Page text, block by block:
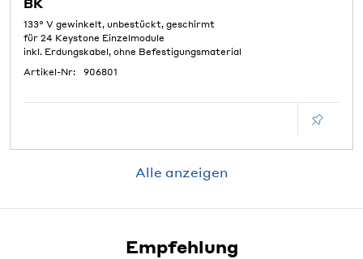
BK
133° V gewinkelt, unbestückt, geschirmt
für 24 Keystone Einzelmodule
inkl. Erdungskabel, ohne Befestigungsmaterial
Artikel-Nr:
906801
Alle anzeigen
Empfehlung